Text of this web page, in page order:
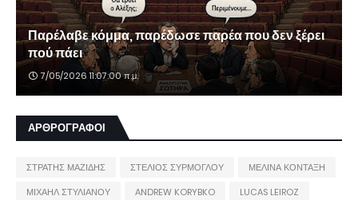
Παρέλαβε κόμμα, παρέδωσε παρέα που δεν ξέρει
πού πάει
7/05/2026 11:07:00 π.μ.
ΑΡΘΡΟΓΡΑΦΟΙ
ΣΤΡΑΤΗΣ ΜΑΖΙΔΗΣ ΣΤΕΛΙΟΣ ΣΥΡΜΟΓΛΟΥ
ΜΕΛΙΝΑ ΚΟΝΤΑΞΗ
ΜΙΧΑΗΛ ΣΤΥΛΙΑΝΟΥ
ANDREW KORYBKO
LUCAS LEIROZ